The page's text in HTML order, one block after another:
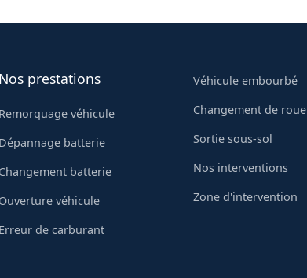
Nos prestations
Remorquage véhicule
Dépannage batterie
Changement batterie
Ouverture véhicule
Erreur de carburant
Véhicule embourbé
Changement de roue
Sortie sous-sol
Nos interventions
Zone d'intervention